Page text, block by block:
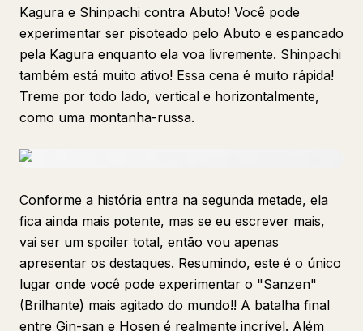
Kagura e Shinpachi contra Abuto! Você pode
experimentar ser pisoteado pelo Abuto e espancado
pela Kagura enquanto ela voa livremente. Shinpachi
também está muito ativo! Essa cena é muito rápida!
Treme por todo lado, vertical e horizontalmente,
como uma montanha-russa.
Conforme a história entra na segunda metade, ela
fica ainda mais potente, mas se eu escrever mais,
vai ser um spoiler total, então vou apenas
apresentar os destaques. Resumindo, este é o único
lugar onde você pode experimentar o "Sanzen"
(Brilhante) mais agitado do mundo!! A batalha final
entre Gin-san e Hosen é realmente incrível. Além